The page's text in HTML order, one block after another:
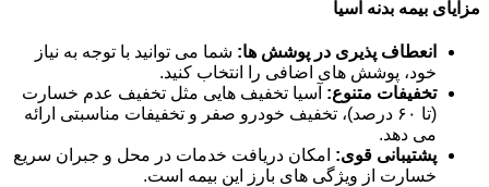
مزایای بیمه بدنه آسیا
انعطاف پذیری در پوشش ها: شما می توانید با توجه به نیاز
خود، پوشش های اضافی را انتخاب کنید.
تخفیفات متنوع: آسیا تخفیف هایی مثل تخفیف عدم خسارت
(تا ۶۰ درصد)، تخفیف خودرو صفر و تخفیفات مناسبتی ارائه
می دهد.
پشتیبانی قوی: امکان دریافت خدمات در محل و جبران سریع
خسارت از ویژگی های بارز این بیمه است.